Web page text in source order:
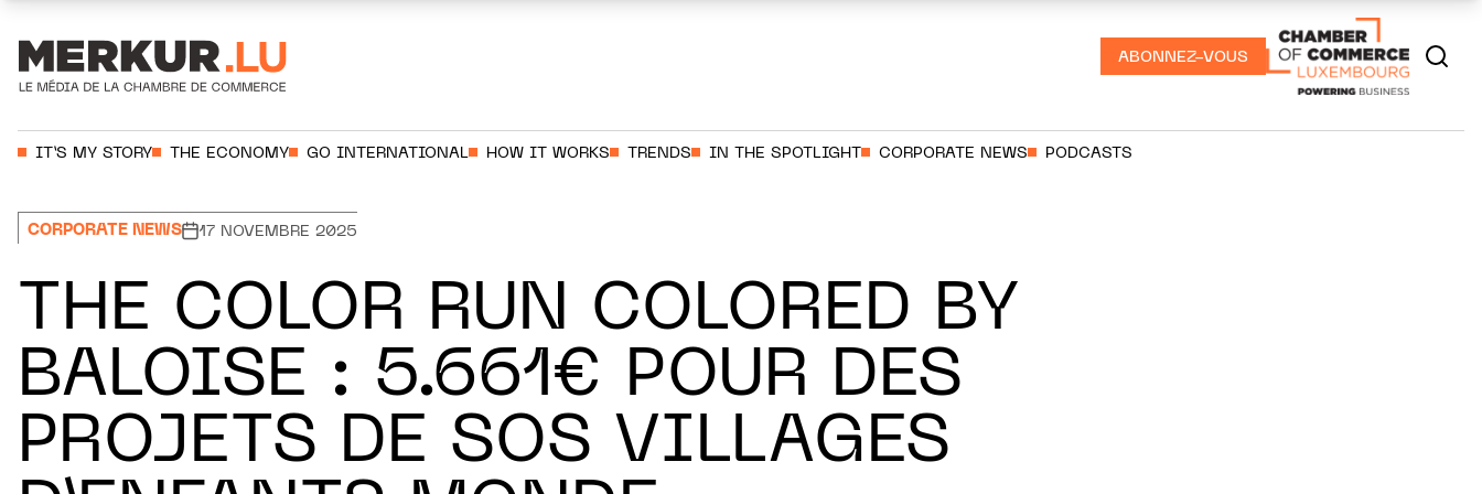
ABONNEZ-VOUS
IT’S MY STORY THE ECONOMY GO INTERNATIONAL HOW IT WORKS TRENDS IN THE SPOTLIGHT CORPORATE NEWS PODCASTS
CORPORATE NEWS 17 NOVEMBRE 2025
THE COLOR RUN COLORED BY
BALOISE : 5.661€ POUR DES
PROJETS DE SOS VILLAGES